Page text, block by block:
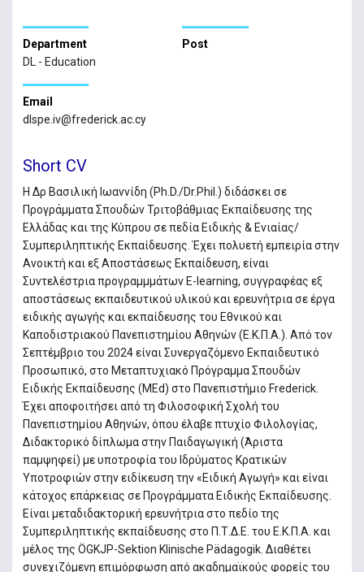
Department
DL - Education
Post
Email
dlspe.iv@frederick.ac.cy
Short CV
Η Δρ Βασιλική Ιωαννίδη (Ph.D./Dr.Phil.) διδάσκει σε
Προγράμματα Σπουδών Τριτοβάθμιας Εκπαίδευσης της
Ελλάδας και της Κύπρου σε πεδία Ειδικής & Ενιαίας/
Συμπεριληπτικής Εκπαίδευσης. Έχει πολυετή εμπειρία στην
Ανοικτή και εξ Αποστάσεως Εκπαίδευση, είναι
Συντελέστρια προγραμμμάτων Ε-learning, συγγραφέας εξ
αποστάσεως εκπαιδευτικού υλικού και ερευνήτρια σε έργα
ειδικής αγωγής και εκπαίδευσης του Εθνικού και
Καποδιστριακού Πανεπιστημίου Αθηνών (Ε.Κ.Π.Α.). Από τον
Σεπτέμβριο του 2024 είναι Συνεργαζόμενο Εκπαιδευτικό
Προσωπικό, στο Μεταπτυχιακό Πρόγραμμα Σπουδών
Ειδικής Εκπαίδευσης (MEd) στο Πανεπιστήμιο Frederick.
Έχει αποφοιτήσει από τη Φιλοσοφική Σχολή του
Πανεπιστημίου Αθηνών, όπου έλαβε πτυχίο Φιλολογίας,
Διδακτορικό δίπλωμα στην Παιδαγωγική (Άριστα
παμψηφεί) με υποτροφία του Ιδρύματος Κρατικών
Υποτροφιών στην ειδίκευση την «Ειδική Αγωγή» και είναι
κάτοχος επάρκειας σε Προγράμματα Ειδικής Εκπαίδευσης.
Είναι μεταδιδακτορική ερευνήτρια στο πεδίο της
Συμπεριληπτικής εκπαίδευσης στο Π.Τ.Δ.Ε. του Ε.Κ.Π.Α. και
μέλος της ÖGKJP-Sektion Klinische Pädagogik. Διαθέτει
συνεχιζόμενη επιμόρφωση από ακαδημαϊκούς φορείς του